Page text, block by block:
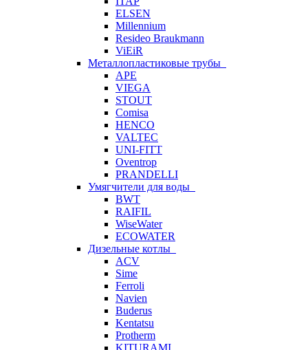
ELSEN
Millennium
Resideo Braukmann
ViEiR
Металлопластиковые трубы
APE
VIEGA
STOUT
Comisa
HENCO
VALTEC
UNI-FITT
Oventrop
PRANDELLI
Умягчители для воды
BWT
RAIFIL
WiseWater
ECOWATER
Дизельные котлы
ACV
Sime
Ferroli
Navien
Buderus
Kentatsu
Protherm
KITURAMI